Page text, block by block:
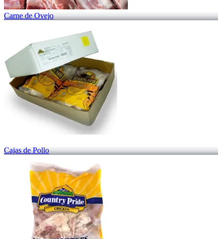
Carne de Ovejo
Cajas de Pollo